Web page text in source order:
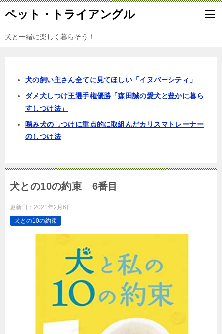
ペット・トライアングル
犬と一緒に楽しく暮らそう！
犬の飼い主さん全てに見てほしい「イヌバーシティ」
ダメ犬しつけ王選手権優勝「森田誠の愛犬と豊かに暮ら
すしつけ法」
噛み犬のしつけに重点的に取組んだカリスマトレーナー
のしつけ法
犬との10の約束 6番目
更新日： 2021年2月6日
犬との10の約束